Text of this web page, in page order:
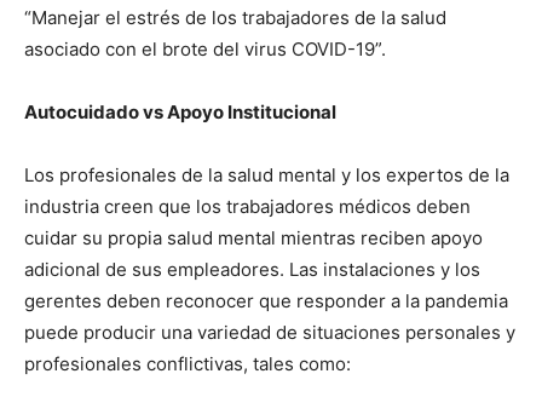
“Manejar el estrés de los trabajadores de la salud
asociado con el brote del virus COVID-19”.
Autocuidado vs Apoyo Institucional
Los profesionales de la salud mental y los expertos de la
industria creen que los trabajadores médicos deben
cuidar su propia salud mental mientras reciben apoyo
adicional de sus empleadores. Las instalaciones y los
gerentes deben reconocer que responder a la pandemia
puede producir una variedad de situaciones personales y
profesionales conflictivas, tales como: